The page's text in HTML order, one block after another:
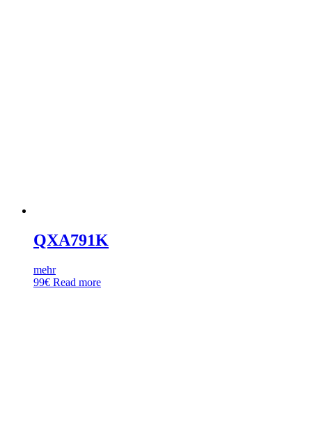
QXA791K
mehr
99€ Read more